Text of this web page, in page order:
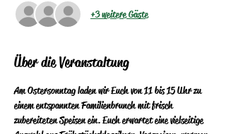
+3 weitere Gäste
Über die Veranstaltung
Am Ostersonntag laden wir Euch von 11 bis 15 Uhr zu
einem entspannten Familienbrunch mit frisch
zubereiteten Speisen ein. Euch erwartet eine vielseitige